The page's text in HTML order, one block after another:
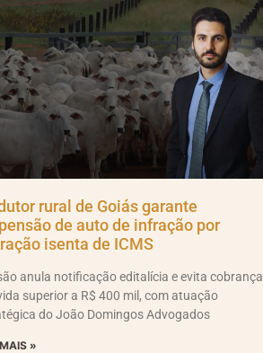
rural de Goiás garante
de auto de infração por
isenta de ICMS
anula notificação editalícia e evita cobrança
superior a R$ 400 mil, com atuação
do João Domingos Advogados
»